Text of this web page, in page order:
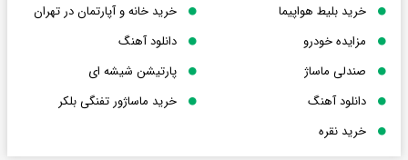
خرید بلیط هواپیما
خرید خانه و آپارتمان در تهران
مزایده خودرو
دانلود آهنگ
صندلی ماساژ
پارتیشن شیشه ای
دانلود آهنگ
خرید ماساژور تفنگی بلکر
خرید نقره